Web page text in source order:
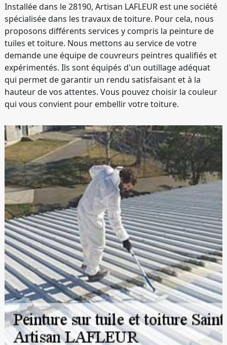
Installée dans le 28190, Artisan LAFLEUR est une société
spécialisée dans les travaux de toiture. Pour cela, nous
proposons différents services y compris la peinture de
tuiles et toiture. Nous mettons au service de votre
demande une équipe de couvreurs peintres qualifiés et
expérimentés. Ils sont équipés d'un outillage adéquat
qui permet de garantir un rendu satisfaisant et à la
hauteur de vos attentes. Vous pouvez choisir la couleur
qui vous convient pour embellir votre toiture.